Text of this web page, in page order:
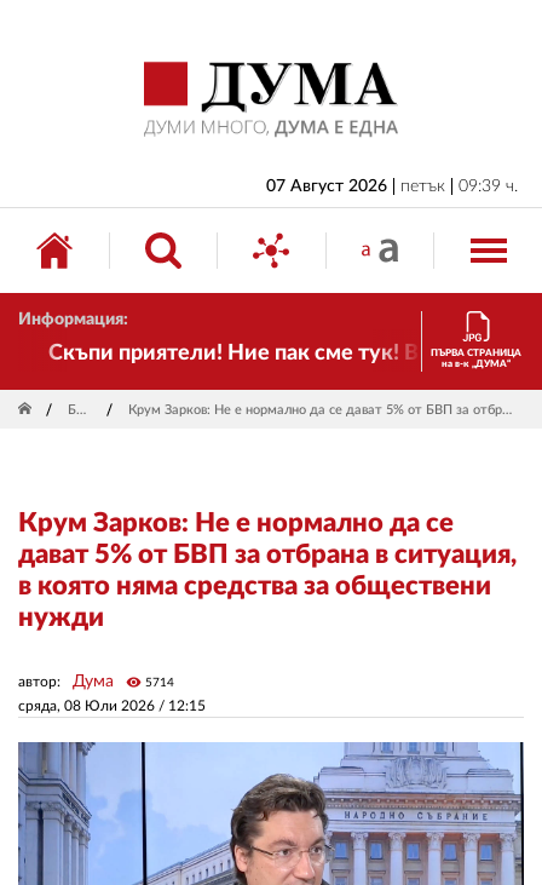
07 Август 2026 петък 09:39 ч.
Информация:
Скъпи приятели! Ние пак сме тук! Времето се
ПЪРВА СТРАНИЦА
на в-к „ДУМА“
България Крум Зарков: Не е нормално да се дават 5% от БВП за отбрана в ситуация, в която няма средства за обществени нужди
Крум Зарков: Не е нормално да се
дават 5% от БВП за отбрана в ситуация,
в която няма средства за обществени
нужди
сряда, 08 Юли 2026 / 12:15
автор: Дума visibility 5714
БЪЛГАРИЯ
ИКОНОМИКА
ИЗБОРИ
СВЯТ
ДРУГИ
ЗА НАС
РЕКЛАМА
АБОНАМЕНТ